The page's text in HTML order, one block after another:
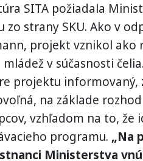
SITA požiadala
zo strany SKU. Ako v
projekt vznikol ako
v súčasnosti
projektu informovaný,
na základe
vzhľadom na to,
programu. „Na
Ministerstva